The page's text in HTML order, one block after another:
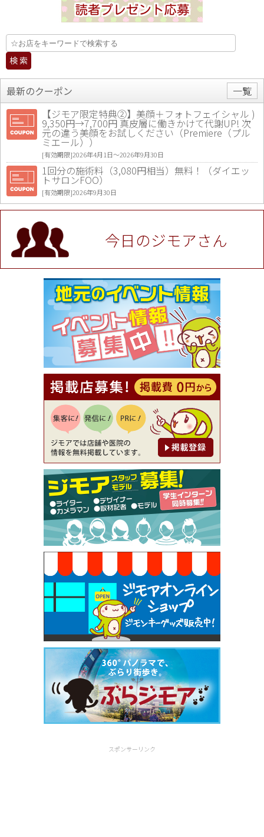
最新のクーポン
一覧
【ジモア限定特典②】美顔＋フォトフェイシャル )
9,350円→7,700円 真皮層に働きかけて代謝UP! 次
元の違う美顔をお試しください（Premiere（プル
ミエール））
[有効期限]2026年4月1日〜2026年9月30日
1回分の施術料（3,080円相当）無料！（ダイエッ
トサロンFOO）
[有効期限]2026年9月30日
値段提示後「ジモア見た」で更に買い取り金額 U
P！※チケットと新品商品は除く（大黒屋 高田馬場
駅前店）
[有効期限]2026年9月30日
★ジモア限定特典★ お会計より全品5％OFF（ナチ
ュラル＆ハンドメイドショップ［マキマキ］）
[有効期限]2026年9月30日まで
【ジモア限定①】初回割引 特価 VIO脱毛11,000円
⇒8,800円（メンズ専門ワックス脱毛サロン Mickle
（ミックル））
[有効期限]2026年9月30日
【ジモア読者特典2】コース 3,500円→3,000円（料
理5品+2時間飲み放題）（創作イタリアン Pia Cu
ore（ピアクオーレ））
[有効期限]2026年9月30日
【ジモア読者特典1】料理全品20％OFF ※18時以
降（創作イタリアン Pia Cuore（ピアクオーレ））
[有効期限]2026年9月30日
【ジモア限定②】初回割引 特価 鼻毛脱毛 半額 2,2
00円⇒1,100円（メンズ専門ワックス脱毛サロン Mi
ckle（ミックル））
[有効期限]2026年9月30日
【ジモア限定特典①】まつ毛カール 3,850円→ 2,7
50円（Premiere（プルミエール））
[有効期限]2026年9月30日
焼き餃子 一皿サービス（餃子酒場たっちゃん 西
早稲田店）
[有効期限]2026年9月30日
今日のジモアさん
スポンサーリンク